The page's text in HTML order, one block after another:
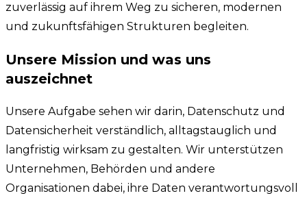
zuverlässig auf ihrem Weg zu sicheren, modernen
und zukunftsfähigen Strukturen begleiten.
Unsere Mission und was uns
auszeichnet
Unsere Aufgabe sehen wir darin, Datenschutz und
Datensicherheit verständlich, alltagstauglich und
langfristig wirksam zu gestalten. Wir unterstützen
Unternehmen, Behörden und andere
Organisationen dabei, ihre Daten verantwortungsvoll